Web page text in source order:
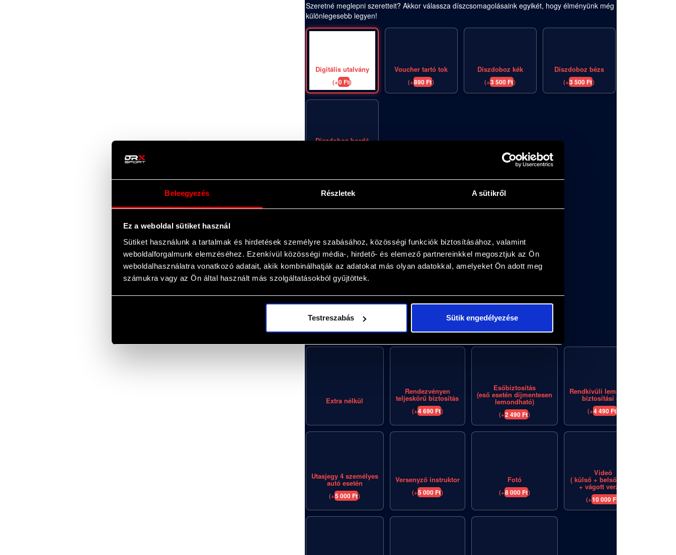
Beleegyezés Részletek A sütikről
Ez a weboldal sütiket használ
Sütiket használunk a tartalmak és hirdetések személyre szabásához, közösségi funkciók biztosításához, valamint
weboldalforgalmunk elemzéséhez. Ezenkívül közösségi média-, hirdető- és elemező partnereinkkel megosztjuk az Ön
weboldalhasználatra vonatkozó adatait, akik kombinálhatják az adatokat más olyan adatokkal, amelyeket Ön adott meg
számukra vagy az Ön által használt más szolgáltatásokból gyűjtöttek.
Testreszabás Sütik engedélyezése
Szeretné meglepni szeretteit? Akkor válassza díszcsomagolásaink egyikét, hogy élményünk még
különlegesebb legyen!
Digitális utalvány
(+0 Ft)
Voucher tartó tok
(+890 Ft)
Díszdoboz kék
(+3 500 Ft)
Díszdoboz bézs
(+3 500 Ft)
Díszdoboz bordó
Válassz, akár többet elérhető kiegészítő jegyeinkből
Extra nélkül
Rendezvényen
teljeskörű biztosítás
(+4 690 Ft)
Esőbiztosítás
(eső esetén díjmentesen
lemondható)
(+2 490 Ft)
Rendkívüli lemondási
biztosítási díj
(+4 490 Ft
Utasjegy 4 személyes
autó esetén
(+5 000 Ft)
Versenyző instruktor
(+5 000 Ft)
Fotó
(+8 000 Ft)
Videó
( külső + belső nyers
+ vágott verzió)
(+10 000 Ft